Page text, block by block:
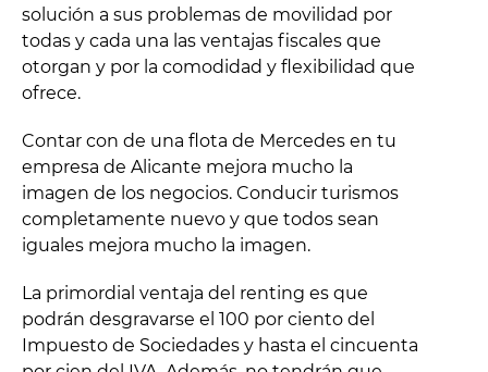
solución a sus problemas de movilidad por
todas y cada una las ventajas fiscales que
otorgan y por la comodidad y flexibilidad que
ofrece.
Contar con de una flota de Mercedes en tu
empresa de Alicante mejora mucho la
imagen de los negocios. Conducir turismos
completamente nuevo y que todos sean
iguales mejora mucho la imagen.
La primordial ventaja del renting es que
podrán desgravarse el 100 por ciento del
Impuesto de Sociedades y hasta el cincuenta